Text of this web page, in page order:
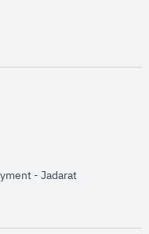
window
- Jadaratopens in new